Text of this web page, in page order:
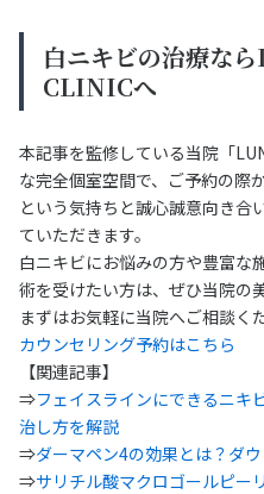
白ニキビの治療な
CLINICへ
本記事を監修している当院「
な完全個室空間で、ご予約の際
という気持ちと誠心誠意向き合
ていただきます。
白ニキビにお悩みの方や豊富な
術を受けたい方は、ぜひ当院の
まずはお気軽に当院へご相談く
カウンセリング予約はこちら
【関連記事】
⇒フェイスラインにできるニキ
治し方を解説
⇒ダーマペン4の効果とは？ダ
⇒サリチル酸マクロゴールピー